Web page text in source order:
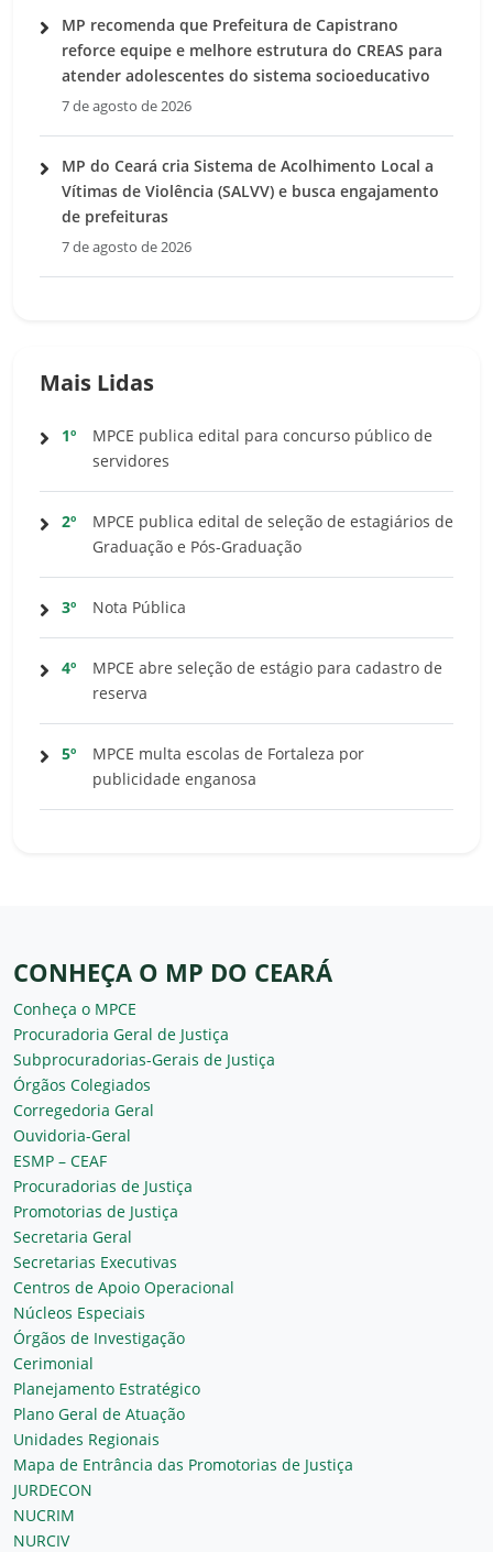
MP recomenda que Prefeitura de Capistrano
reforce equipe e melhore estrutura do CREAS para
atender adolescentes do sistema socioeducativo
7 de agosto de 2026
MP do Ceará cria Sistema de Acolhimento Local a
Vítimas de Violência (SALVV) e busca engajamento
de prefeituras
7 de agosto de 2026
Mais Lidas
1º
MPCE publica edital para concurso público de
servidores
2º
MPCE publica edital de seleção de estagiários de
Graduação e Pós-Graduação
3º Nota Pública
4º
MPCE abre seleção de estágio para cadastro de
reserva
5º
MPCE multa escolas de Fortaleza por
publicidade enganosa
CONHEÇA O MP DO CEARÁ
Conheça o MPCE
Procuradoria Geral de Justiça
Subprocuradorias-Gerais de Justiça
Órgãos Colegiados
Corregedoria Geral
Ouvidoria-Geral
ESMP – CEAF
Procuradorias de Justiça
Promotorias de Justiça
Secretaria Geral
Secretarias Executivas
Centros de Apoio Operacional
Núcleos Especiais
Órgãos de Investigação
Cerimonial
Planejamento Estratégico
Plano Geral de Atuação
Unidades Regionais
Mapa de Entrância das Promotorias de Justiça
JURDECON
NUCRIM
NURCIV